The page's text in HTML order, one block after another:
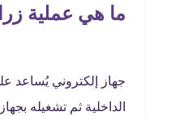
ما هي عملية
جهاز إلكتروني يُساعد
الداخلية ثم تشغيله